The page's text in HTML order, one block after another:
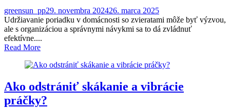
greensun_pp29. novembra 202426. marca 2025
Udržiavanie poriadku v domácnosti so zvieratami môže byť výzvou,
ale s organizáciou a správnymi návykmi sa to dá zvládnuť
efektívne....
Read More
Ako odstrániť skákanie a vibrácie
práčky?